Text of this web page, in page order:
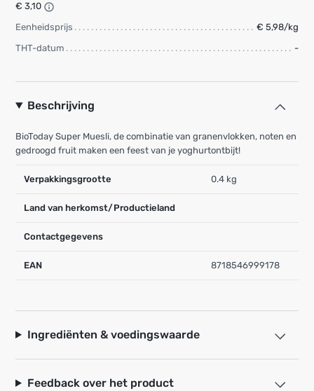
€ 3,10
Eenheidsprijs
€ 5,98/kg
THT-datum
-
Beschrijving
BioToday Super Muesli, de combinatie van granenvlokken, noten en
gedroogd fruit maken een feest van je yoghurtontbijt!
Verpakkingsgrootte 0.4 kg
Land van herkomst/Productieland
Contactgegevens
EAN 8718546999178
Ingrediënten & voedingswaarde
Feedback over het product